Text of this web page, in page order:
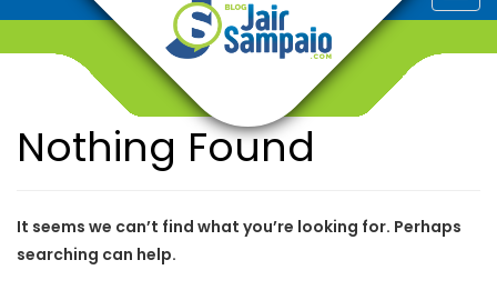
o
i
Nothing Found
It seems we can’t find what you’re looking for. Perhaps
searching can help.